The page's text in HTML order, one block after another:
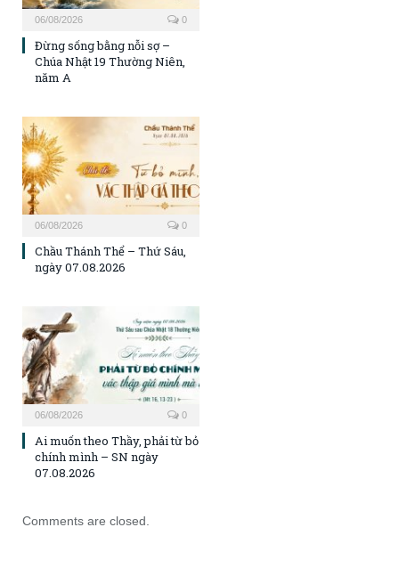
06/08/2026 0
Đừng sống bằng nỗi sợ –
Chúa Nhật 19 Thường Niên,
năm A
06/08/2026 0
Chầu Thánh Thể – Thứ Sáu,
ngày 07.08.2026
06/08/2026 0
Ai muốn theo Thầy, phải từ bỏ
chính mình – SN ngày
07.08.2026
Comments are closed.